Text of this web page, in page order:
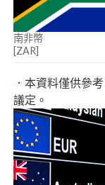
南非幣
[ZAR]
． 本資料僅供參
議定。